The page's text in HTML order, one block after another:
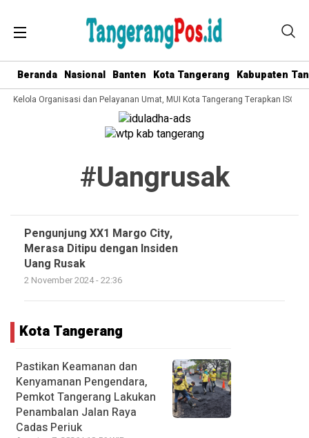
Beranda Nasional Banten Kota Tangerang Kabupaten
Kelola Organisasi dan Pelayanan Umat, MUI Kota Tangerang Terapkan ISO
#uangrusak
Pengunjung XX1 Margo City,
Merasa Ditipu dengan Insiden
Uang Rusak
2 November 2024 - 22:36
Kota Tangerang
Pastikan Keamanan dan
Kenyamanan Pengendara,
Pemkot Tangerang Lakukan
Penambalan Jalan Raya
Cadas Periuk